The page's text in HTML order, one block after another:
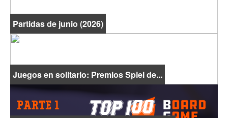
Partidas de junio (2026)
Juegos en solitario: Premios Spiel de...